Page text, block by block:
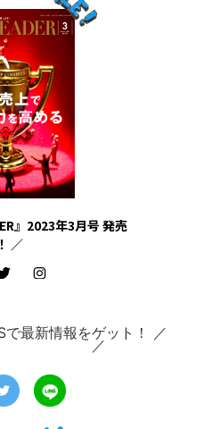
』2023年3月号 発売
／
最新情報をゲット！ ／